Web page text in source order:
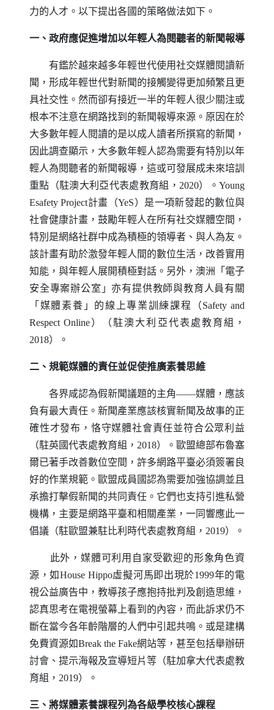
力的人才。以下提出各國的策略做法如下。
一、政府應促進增加以年輕人為閱聽者的新聞報導
有鑑於越來越多年輕世代使用社交媒體閱讀新
聞，形成年輕世代對新聞的接觸變得更加頻繁且更
具社交性。然而卻有接近一半的年輕人很少關注或
根本不注意在網路找到的新聞報導來源。原因在於
大多數年輕人閱讀的是以成人讀者所撰寫的新聞，
因此調查顯示，大多數年輕人認為需要有特別以年
輕人為閱聽者的新聞報導，這或可發展成未來培訓
重點（駐澳大利亞代表處教育組，2020）。 Young
Esafety Project計畫（YeS）是一項新發起的數位與
社會健康計畫，鼓勵年輕人在所有社交媒體空間，
特別是網絡社群中成為積極的領導者、與人為友。
該計畫有助於激發年輕人間的數位生活，改善實用
知能，與年輕人展開積極對話。另外，澳洲「電子
安全專案辦公室」亦有提供教師與教育人員有關
「媒體素養」的線上專業訓練課程（Safety and
Respect Online）（駐澳大利亞代表處教育組，
2018）。
二、規範媒體的責任並促使推廣素養思維
各界咸認為假新聞議題的主角——媒體，應該
負有最大責任。新聞產業應該核實新聞及故事的正
確性才發布，恪守媒體社會責任並符合公眾利益
（駐英國代表處教育組，2018）。歐盟總部布魯塞
爾已著手改善數位空間，許多網路平臺必須簽署良
好的作業規範。歐盟成員國認為需要加強協調並且
承擔打擊假新聞的共同責任。它們也支持引進私營
機構，主要是網路平臺和相關產業，一同響應此一
倡議（駐歐盟兼駐比利時代表處教育組，2019）。
此外，媒體可利用自家受歡迎的形象角色資
源，如House Hippo虛擬河馬即出現於1999年的電
視公益廣告中，教導孩子應抱持批判及創造思維，
認真思考在電視螢幕上看到的內容，而此訴求仍不
斷在當今各年齡階層的人們中引起共鳴。或是建構
免費資源如Break the Fake網站等，甚至包括舉辦研
討會、提示海報及宣導短片等（駐加拿大代表處教
育組，2019）。
三、將媒體素養課程列為各級學校核心課程